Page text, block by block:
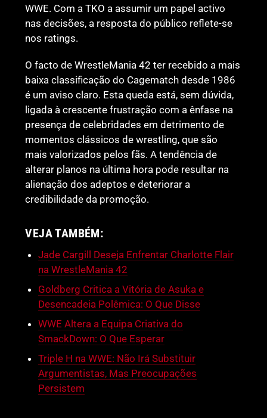
WWE. Com a TKO a assumir um papel activo
nas decisões, a resposta do público reflete-se
nos ratings.
O facto de WrestleMania 42 ter recebido a mais
baixa classificação do Cagematch desde 1986
é um aviso claro. Esta queda está, sem dúvida,
ligada à crescente frustração com a ênfase na
presença de celebridades em detrimento de
momentos clássicos de wrestling, que são
mais valorizados pelos fãs. A tendência de
alterar planos na última hora pode resultar na
alienação dos adeptos e deteriorar a
credibilidade da promoção.
VEJA TAMBÉM:
Jade Cargill Deseja Enfrentar Charlotte Flair
na WrestleMania 42
Goldberg Critica a Vitória de Asuka e
Desencadeia Polêmica: O Que Disse
WWE Altera a Equipa Criativa do
SmackDown: O Que Esperar
Triple H na WWE: Não Irá Substituir
Argumentistas, Mas Preocupações
Persistem